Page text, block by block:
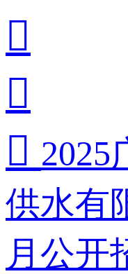


 2025
供水有
月公开